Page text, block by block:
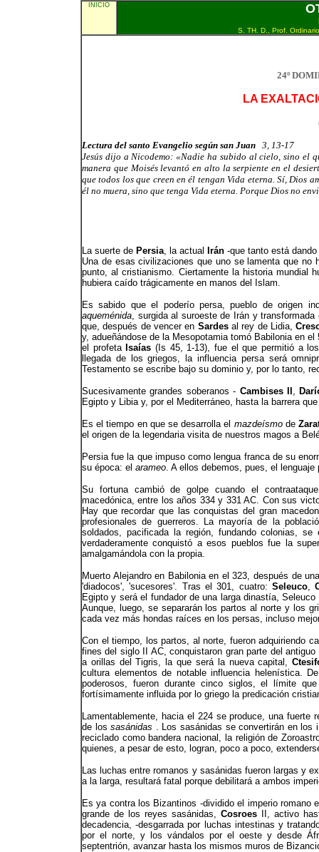
INICIO
S. TH. D., Prof.
24º
LA
Lectura del santo Evangelio según san Juan 3, 13-17
Jesús dijo a Nicodemo: «Nadie ha subido al cielo, sino el
manera que Moisés levantó en alto la serpiente en el
que todos los que creen en él tengan Vida eterna. Sí, Dios
él no muera, sino que tenga Vida eterna. Porque Dios no
La suerte dePersia , la actualIrán-que tanto está
Una de esas civilizaciones que uno se lamenta que no
punto, al cristianismo. Ciertamente la historia mundial
hubiera caído trágicamente en manos del Islam.
Es sabido que el poderío persa, pueblo de origen
aqueménida , surgida al suroeste de Irán y
que, después de vencer en Sardesal rey de Lidia,
y, adueñándose de la Mesopotamia tomó Babilonia en
el profetaIsaías(Is 45, 1-13), fue el que permitió a
llegada de los griegos, la influencia persa será
Testamento se escribe bajo su dominio y, por lo tanto,
Sucesivamente grandes soberanos - Cambises II ,
Egipto y Libia y, por el Mediterráneo, hasta la barrera
Es el tiempo en que se desarrolla el mazdeísmo de
el origen de la legendaria visita de nuestros magos a
Persia fue la que impuso como lengua franca de su
su época: el arameo . A ellos debemos, pues, el
Su fortuna cambió de golpe cuando el
macedónica, entre los años 334 y 331 AC. Con sus
Hay que recordar que las conquistas del gran
profesionales de guerreros. La mayoría de la
soldados, pacificada la región, fundando colonias,
verdaderamente conquistó a esos pueblos fue la
amalgamándola con la propia.
Muerto Alejandro en Babilonia en el 323, después de
'diadocos', 'sucesores'. Tras el 301, cuatro: Seleuco,
Egipto y será el fundador de una larga dinastía,
Aunque, luego, se separarán los partos al norte y los
cada vez más hondas raíces en los persas, incluso
Con el tiempo, los partos, al norte, fueron adquiriendo
fines del siglo II AC, conquistaron gran parte del
a orillas del Tigris, la que será la nueva capital,
cultura elementos de notable influencia helenística.
poderosos, fueron durante cinco siglos, el límite
fortísimamente influida por lo griego la predicación
Lamentablemente, hacia el 224 se produce, una
de lossasánidas
. Los sasánidas se convertirán en
reciclado como bandera nacional, la religión de
quienes, a pesar de esto, logran, poco a poco,
Las luchas entre romanos y sasánidas fueron largas y
a la larga, resultará fatal porque debilitará a ambos
Es ya contra los Bizantinos -dividido el imperio romano
grande de los reyes sasánidas,Cosroes II, activo
decadencia, -desgarrada por luchas intestinas y
por el norte, y los vándalos por el oeste y desde
septentrión, avanzar hasta los mismos muros de